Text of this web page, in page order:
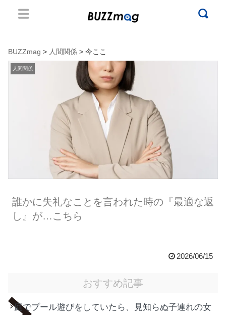
BUZZmag > 人間関係 > 今ここ
人間関係
誰かに失礼なことを言われた時の『最適な返
し』が…こちら
2026/06/15
おすすめ記事
庭でプール遊びをしていたら、見知らぬ子連れの女